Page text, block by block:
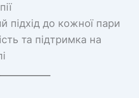
підхід до кожної пари
та підтримка на